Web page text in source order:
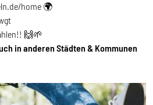
home 🌍
🙌🌱
in anderen Städten & Kommunen